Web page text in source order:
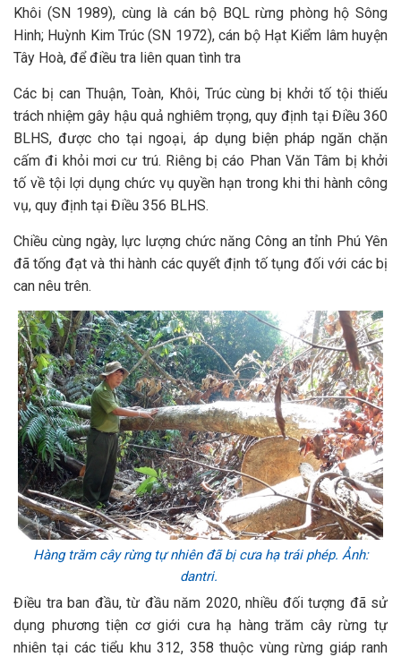
Khôi (SN 1989), cùng là cán bộ BQL rừng phòng hộ Sông
Hinh; Huỳnh Kim Trúc (SN 1972), cán bộ Hạt Kiểm lâm huyện
Tây Hoà, để điều tra liên quan tình tra
Các bị can Thuận, Toàn, Khôi, Trúc cùng bị khởi tố tội thiếu
trách nhiệm gây hậu quả nghiêm trọng, quy định tại Điều 360
BLHS, được cho tại ngoại, áp dụng biện pháp ngăn chặn
cấm đi khỏi mơi cư trú. Riêng bị cáo Phan Văn Tâm bị khởi
tố về tội lợi dụng chức vụ quyền hạn trong khi thi hành công
vụ, quy định tại Điều 356 BLHS.
Chiều cùng ngày, lực lượng chức năng Công an tỉnh Phú Yên
đã tống đạt và thi hành các quyết định tố tụng đối với các bị
can nêu trên.
Hàng trăm cây rừng tự nhiên đã bị cưa hạ trái phép. Ảnh:
dantri.
Điều tra ban đầu, từ đầu năm 2020, nhiều đối tượng đã sử
dụng phương tiện cơ giới cưa hạ hàng trăm cây rừng tự
nhiên tại các tiểu khu 312, 358 thuộc vùng rừng giáp ranh